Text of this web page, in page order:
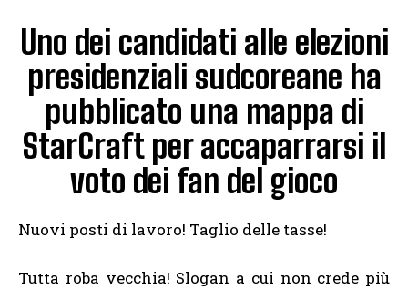
Uno dei candidati alle elezioni
presidenziali sudcoreane ha
pubblicato una mappa di
StarCraft per accaparrarsi il
voto dei fan del gioco
Nuovi posti di lavoro! Taglio delle tasse!
Tutta roba vecchia! Slogan a cui non crede più